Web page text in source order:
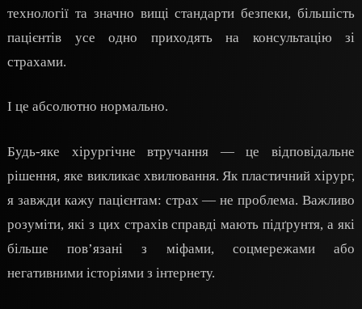
технології та значно вищі стандарти безпеки, більшість
пацієнтів усе одно приходять на консультацію зі
страхами.
І це абсолютно нормально.
Будь-яке хірургічне втручання — це відповідальне
рішення, яке викликає хвилювання. Як пластичний хірург,
я завжди кажу пацієнтам: страх — не проблема. Важливо
розуміти, які з цих страхів справді мають підґрунтя, а які
більше пов’язані з міфами, соцмережами або
негативними історіями з інтернету.